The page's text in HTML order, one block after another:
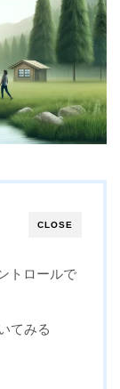
CLOSE
トロールで
てみる